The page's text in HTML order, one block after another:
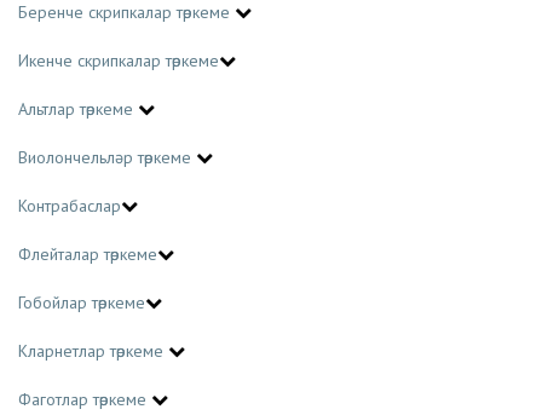
Беренче скрипкалар төркеме
Икенче скрипкалар төркеме
Альтлар төркеме
Виолончельләр төркеме
Контрабаслар
Флейталар төркеме
Гобойлар төркеме
Кларнетлар төркеме
Фаготлар төркеме